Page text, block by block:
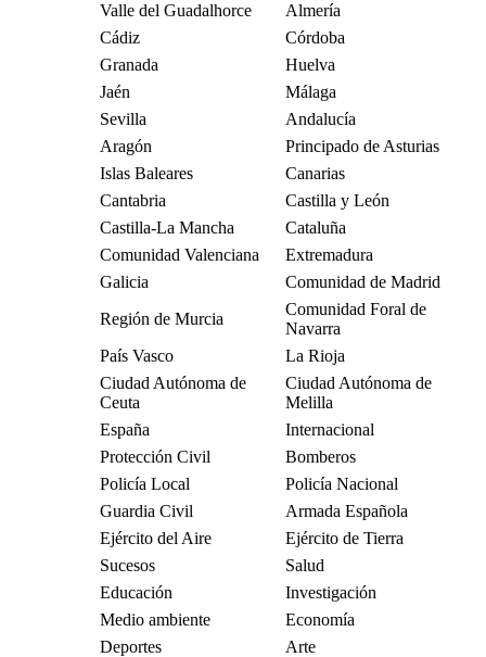
Valle del Guadalhorce
Almería
Cádiz
Córdoba
Granada
Huelva
Jaén
Málaga
Sevilla
Andalucía
Aragón
Principado de Asturias
Islas Baleares
Canarias
Cantabria
Castilla y León
Castilla-La Mancha
Cataluña
Comunidad Valenciana
Extremadura
Galicia
Comunidad de Madrid
Región de Murcia
Comunidad Foral de
Navarra
País Vasco
La Rioja
Ciudad Autónoma de
Ceuta
Ciudad Autónoma de
Melilla
España
Internacional
Protección Civil
Bomberos
Policía Local
Policía Nacional
Guardia Civil
Armada Española
Ejército del Aire
Ejército de Tierra
Sucesos
Salud
Educación
Investigación
Medio ambiente
Economía
Deportes
Arte